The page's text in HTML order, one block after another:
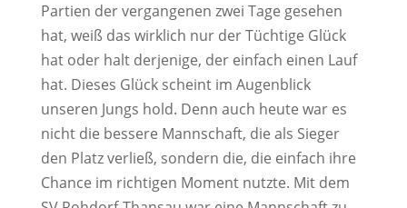
Partien der vergangenen zwei Tage gesehen
hat, weiß das wirklich nur der Tüchtige Glück
hat oder halt derjenige, der einfach einen Lauf
hat. Dieses Glück scheint im Augenblick
unseren Jungs hold. Denn auch heute war es
nicht die bessere Mannschaft, die als Sieger
den Platz verließ, sondern die, die einfach ihre
Chance im richtigen Moment nutzte. Mit dem